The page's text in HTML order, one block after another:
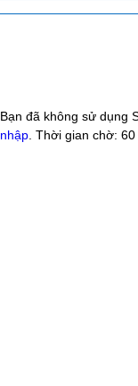
Bạn đã không sử dụng
nhập . Thời gian chờ: 60